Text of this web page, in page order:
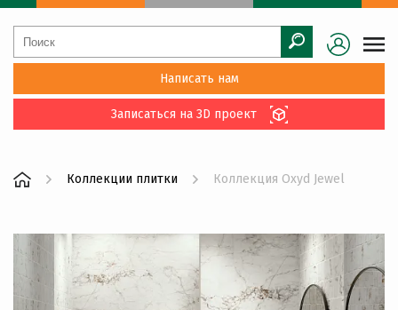
Написать нам
Записаться на 3D проект
Коллекции плитки Коллекция Oxyd Jewel